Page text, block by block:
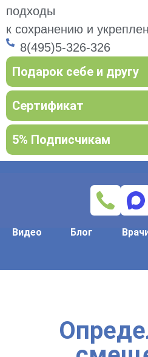
подходы
к сохранению и
8(495)5-326-326
Подарок себе и другу
Сертификат
5% Подписчикам
Видео Блог